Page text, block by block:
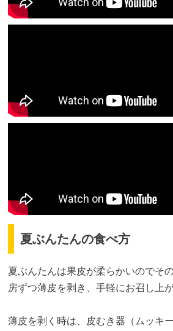
夏ぶんたんの食べ方
夏ぶんたんは果皮が柔らかいのでそ
房ずつ薄皮を剥き、手軽にお召し上
薄皮を剥く時は、皮むき器（ムッキ